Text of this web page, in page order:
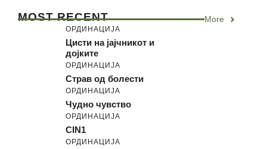
MOST RECENT More
ОРДИНАЦИЈА
Цисти на јајчникот и
дојките
ОРДИНАЦИЈА
Страв од болести
ОРДИНАЦИЈА
Чудно чувство
ОРДИНАЦИЈА
CIN1
ОРДИНАЦИЈА